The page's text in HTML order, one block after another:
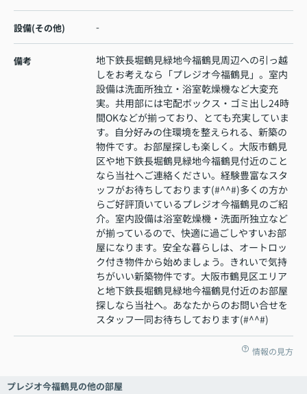
設備(その他) -
備考
地下鉄長堀鶴見緑地今福鶴見周辺への引っ越
しをお考えなら「プレジオ今福鶴見」。室内
設備は洗面所独立・浴室乾燥機など大変充
実。共用部には宅配ボックス・ゴミ出し24時
間OKなどが揃っており、とても充実していま
す。自分好みの住環境を整えられる、新築の
物件です。お部屋探しも楽しく。大阪市鶴見
区や地下鉄長堀鶴見緑地今福鶴見付近のこと
なら当社へご連絡ください。経験豊富なスタ
ッフがお待ちしております(#^^#)多くの方か
らご好評頂いているプレジオ今福鶴見のご紹
介。室内設備は浴室乾燥機・洗面所独立など
が揃っているので、快適に過ごしやすいお部
屋になります。安全な暮らしは、オートロッ
ク付き物件から始めましょう。きれいで気持
ちがいい新築物件です。大阪市鶴見区エリア
と地下鉄長堀鶴見緑地今福鶴見付近のお部屋
探しなら当社へ。あなたからのお問い合せを
スタッフ一同お待ちしております(#^^#)
情報の見方
プレジオ今福鶴見の他の部屋